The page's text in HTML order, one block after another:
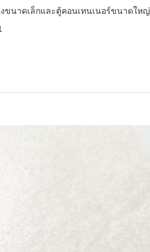
ขนาดเล็กและตู้คอนเทนเนอร์ขนาดใหญ่